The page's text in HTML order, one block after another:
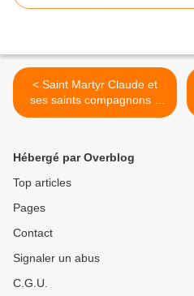
< Saint Martyr Claude et
ses saints compagnons à
Rome
Hébergé par Overblog
Top articles
Pages
Contact
Signaler un abus
C.G.U.